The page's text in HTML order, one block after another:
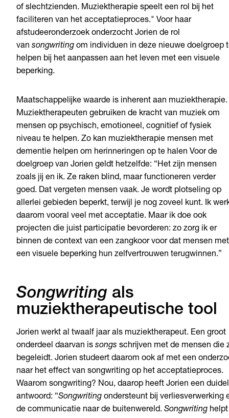
of slechtzienden. Muziektherapie speelt een rol bij het
faciliteren van het acceptatieproces." Voor haar
afstudeeronderzoek onderzocht Jorien de rol
van songwriting om individuen in deze nieuwe doelgroep
helpen bij het aanpassen aan het leven met een visuele
beperking.
Maatschappelijke waarde is inherent aan muziektherapie.
Muziektherapeuten gebruiken de kracht van muziek om
mensen op psychisch, emotioneel, cognitief of fysiek
niveau te helpen. Zo kan muziektherapie mensen met
dementie helpen om herinneringen op te halen Voor de
doelgroep van Jorien geldt hetzelfde: “Het zijn mensen
zoals jij en ik. Ze raken blind, maar functioneren verder
goed. Dat vergeten mensen vaak. Je wordt plotseling op
allerlei gebieden beperkt, terwijl je nog zoveel kunt. Ik
daarom vooral veel met acceptatie. Maar ik doe ook
projecten die juist participatie bevorderen: zo zorg ik er
binnen de context van een zangkoor voor dat mensen met
een visuele beperking hun zelfvertrouwen terugwinnen.”
Songwriting als
muziektherapeutische tool
Jorien werkt al twaalf jaar als muziektherapeut. Een groot
onderdeel daarvan is songs schrijven met de mensen die
begeleidt. Jorien studeert daarom ook af met een
naar het effect van songwriting op het acceptatieproces.
Waarom songwriting? Nou, daarop heeft Jorien een
antwoord: “Songwriting ondersteunt bij verliesverwerking
de communicatie naar de buitenwereld. Songwriting helpt